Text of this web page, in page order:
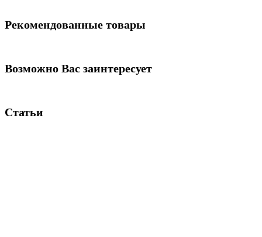
Рекомендованные товары
Возможно Вас заинтересует
Статьи